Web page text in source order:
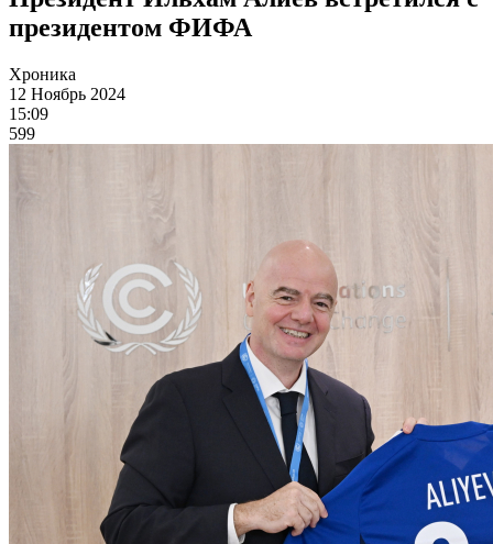
президентом ФИФА
Хроника
12 Ноябрь 2024
15:09
599